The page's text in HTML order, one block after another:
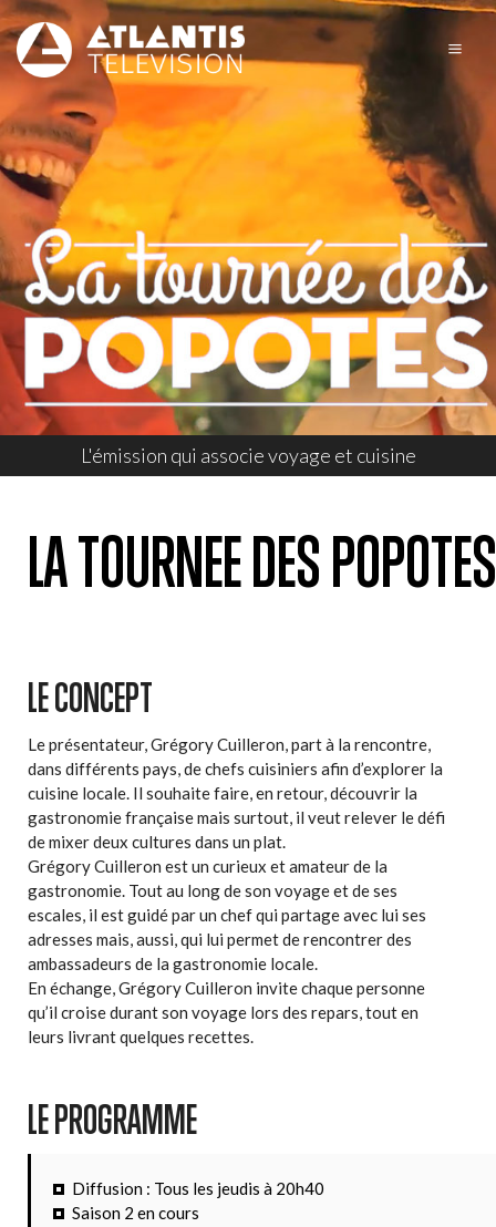
L'émission qui associe voyage et cuisine
LA TOURNEE DES POPOTES
LE CONCEPT
Le présentateur, Grégory Cuilleron, part à la rencontre,
dans différents pays, de chefs cuisiniers afin d’explorer la
cuisine locale. Il souhaite faire, en retour, découvrir la
gastronomie française mais surtout, il veut relever le défi
de mixer deux cultures dans un plat.
Grégory Cuilleron est un curieux et amateur de la
gastronomie. Tout au long de son voyage et de ses
escales, il est guidé par un chef qui partage avec lui ses
adresses mais, aussi, qui lui permet de rencontrer des
ambassadeurs de la gastronomie locale.
En échange, Grégory Cuilleron invite chaque personne
qu’il croise durant son voyage lors des repars, tout en
leurs livrant quelques recettes.
LE PROGRAMME
Diffusion : Tous les jeudis à 20h40
Saison 2 en cours